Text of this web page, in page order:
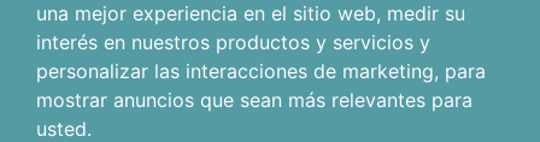
una mejor experiencia en el sitio web, medir su
interés en nuestros productos y servicios y
personalizar las interacciones de marketing, para
mostrar anuncios que sean más relevantes para
usted.